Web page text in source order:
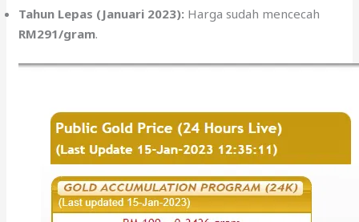
Tahun Lepas (Januari 2023): Harga sudah mencecah
RM291/gram.